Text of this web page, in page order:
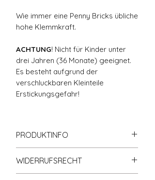
Wie immer eine Penny Bricks übliche
hohe Klemmkraft.
ACHTUNG! Nicht für Kinder unter
drei Jahren (36 Monate) geeignet.
Es besteht aufgrund der
verschluckbaren Kleinteile
Erstickungsgefahr!
PRODUKTINFO
anderen bekannten
Klemmbausteinmarken.
WIDERRUFSRECHT